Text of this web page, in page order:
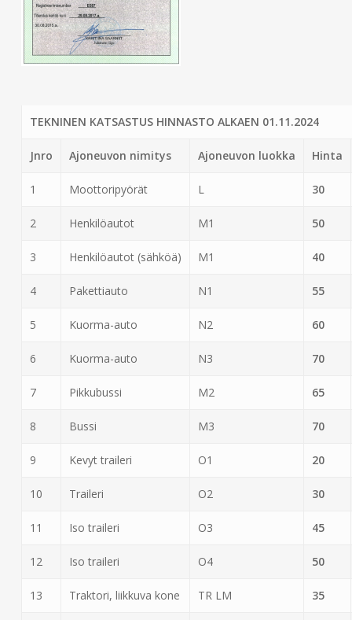
TEKNINEN KATSASTUS HINNASTO ALKAEN 01.11.2024
Jnro Ajoneuvon nimitys Ajoneuvon luokka Hinta
1 Moottoripyörät L 30
2 Henkilöautot M1 50
3 Henkilöautot (sähköä) M1 40
4 Pakettiauto N1 55
5 Kuorma-auto N2 60
6 Kuorma-auto N3 70
7 Pikkubussi M2 65
8 Bussi M3 70
9 Kevyt traileri O1 20
10 Traileri O2 30
11 Iso traileri O3 45
12 Iso traileri O4 50
13 Traktori, liikkuva kone TR LM 35